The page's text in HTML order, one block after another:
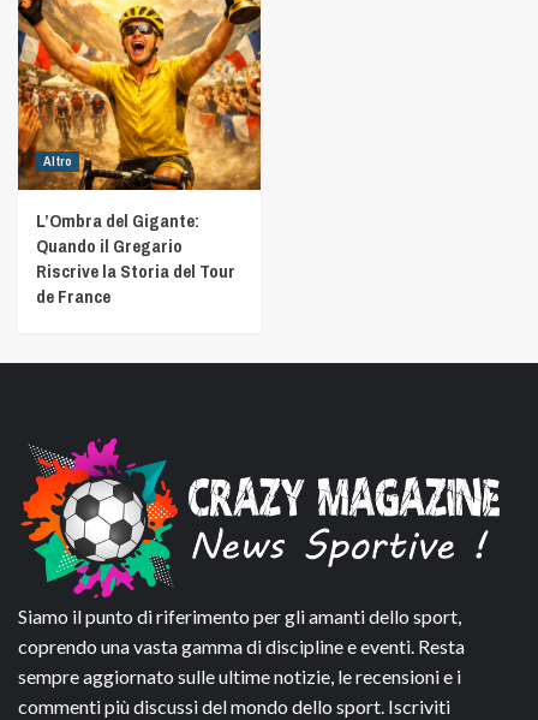
Altro
L’Ombra del Gigante:
Quando il Gregario
Riscrive la Storia del Tour
de France
Siamo il punto di riferimento per gli amanti dello sport,
coprendo una vasta gamma di discipline e eventi. Resta
sempre aggiornato sulle ultime notizie, le recensioni e i
commenti più discussi del mondo dello sport. Iscriviti